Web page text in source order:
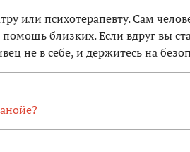
или психотерапевту. Сам
близких. Если вдруг вы
не в себе, и держитесь на